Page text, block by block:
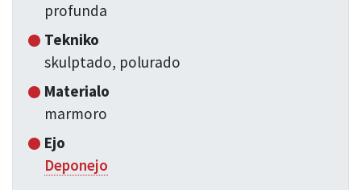
profunda
Tekniko
skulptado, polurado
Materialo
marmoro
Ejo
Deponejo